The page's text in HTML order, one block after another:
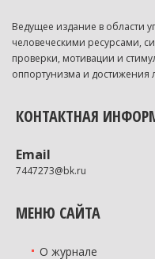
Ведущее издание в области
человеческими ресурсами,
проверки, мотивации и
оппортунизма и достижения
КОНТАКТНАЯ
Email
7447273@bk.ru
МЕНЮ САЙТА
О журнале